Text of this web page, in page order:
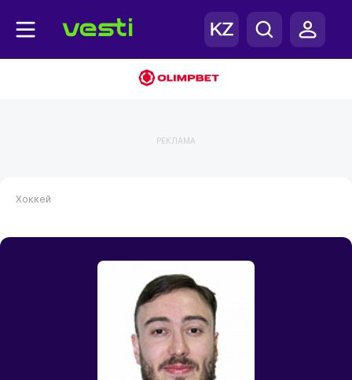
РЕКЛАМА
Хоккей